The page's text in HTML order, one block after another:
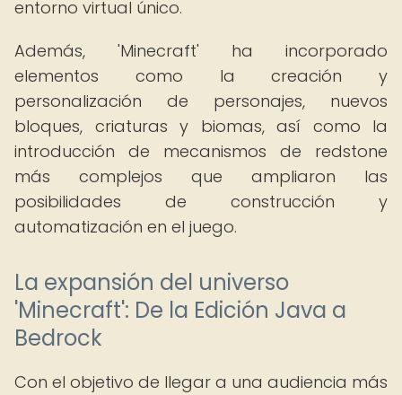
entorno virtual único.
Además, 'Minecraft' ha incorporado
elementos como la creación y
personalización de personajes, nuevos
bloques, criaturas y biomas, así como la
introducción de mecanismos de redstone
más complejos que ampliaron las
posibilidades de construcción y
automatización en el juego.
La expansión del universo
'Minecraft': De la Edición Java a
Bedrock
Con el objetivo de llegar a una audiencia más